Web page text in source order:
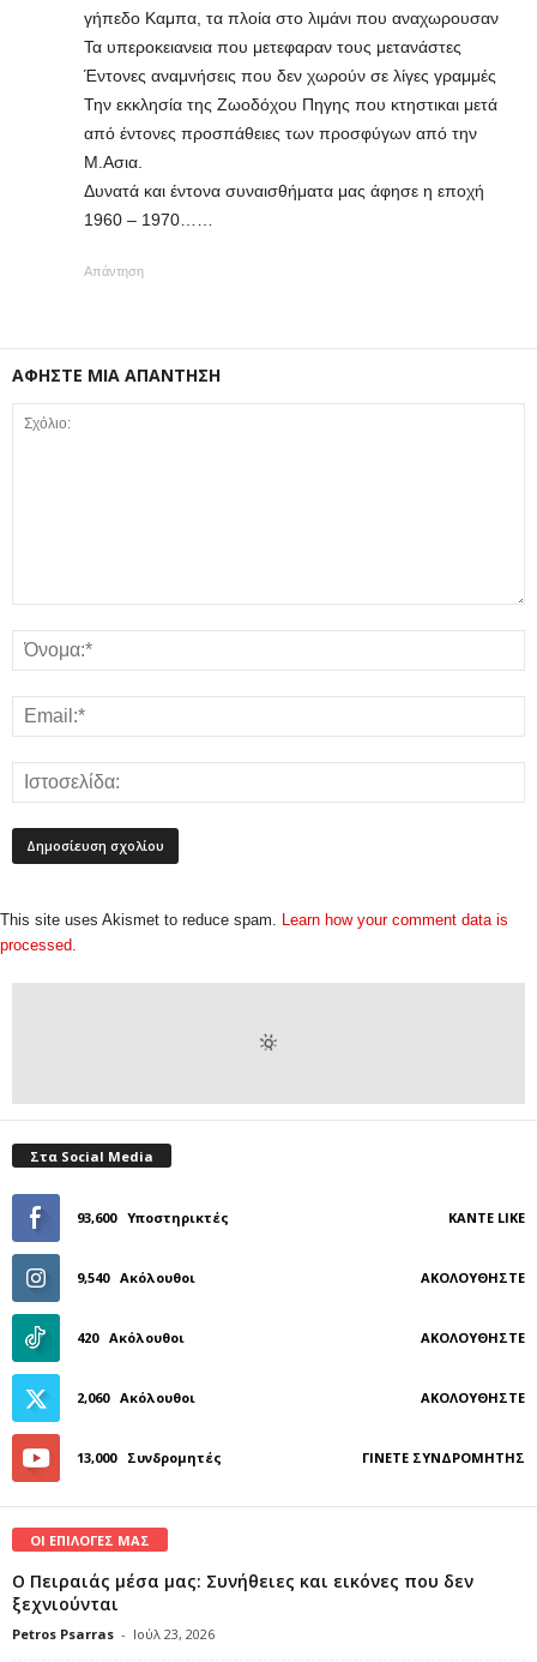
γήπεδο Καμπα, τα πλοία στο λιμάνι που αναχωρουσαν
Τα υπεροκειανεια που μετεφαραν τους μετανάστες
Έντονες αναμνήσεις που δεν χωρούν σε λίγες γραμμές
Την εκκλησία της Ζωοδόχου Πηγης που κτηστικαι μετά
από έντονες προσπάθειες των προσφύγων από την
Μ.Ασια.
Δυνατά και έντονα συναισθήματα μας άφησε η εποχή
1960 – 1970……
Απάντηση
ΑΦΗΣΤΕ ΜΙΑ ΑΠΑΝΤΗΣΗ
This site uses Akismet to reduce spam. Learn how your comment data is
processed.
Στα Social Media
93,600 Υποστηρικτές ΚΆΝΤΕ LIKE
9,540 Ακόλουθοι ΑΚΟΛΟΥΘΉΣΤΕ
420 Ακόλουθοι ΑΚΟΛΟΥΘΉΣΤΕ
2,060 Ακόλουθοι ΑΚΟΛΟΥΘΉΣΤΕ
13,000 Συνδρομητές ΓΊΝΕΤΕ ΣΥΝΔΡΟΜΗΤΉΣ
ΟΙ ΕΠΙΛΟΓΕΣ ΜΑΣ
Ο Πειραιάς μέσα μας: Συνήθειες και εικόνες που δεν
ξεχνιούνται
Petros Psarras - Ιούλ 23, 2026